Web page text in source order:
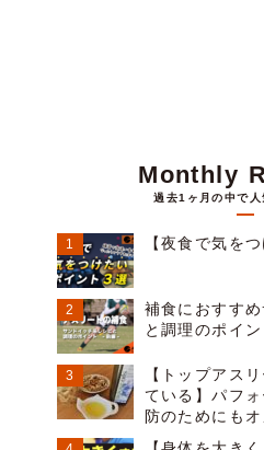
Monthly
過去1ヶ月の中で人
【夜食で気を
補食におすす
と調理のポイ
【トップアス
ている】パフ
防のためにも